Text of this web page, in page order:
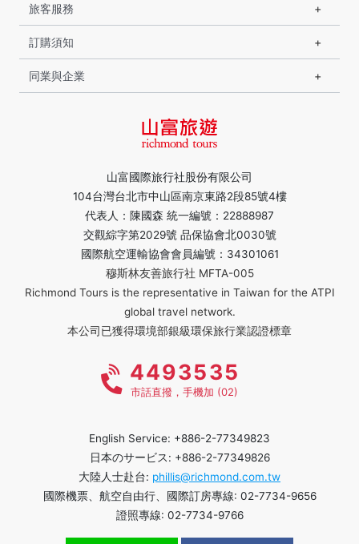
山富國際旅行社股份有限公司
104台灣台北市中山區南京東路2段85號4樓
代表人：陳國森 統一編號：22888987
交觀綜字第2029號 品保協會北0030號
國際航空運輸協會會員編號：34301061
穆斯林友善旅行社 MFTA-005
Richmond Tours is the representative in Taiwan for the ATPI
global travel network.
本公司已獲得環境部銀級環保旅行業認證標章
旅客服務
訂購須知
同業與企業
4493535
市話直撥，手機加 (02)
English Service: +886-2-77349823
日本のサービス: +886-2-77349826
大陸人士赴台: phillis@richmond.com.tw
國際機票、航空自由行、國際訂房專線: 02-7734-9656
證照專線: 02-7734-9766